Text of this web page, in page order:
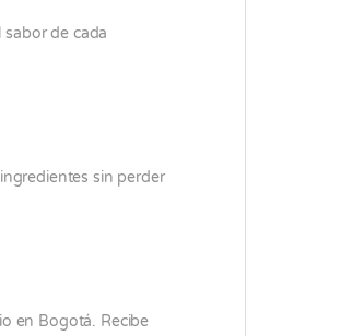
de cada
sin perder
en Bogotá. Recibe